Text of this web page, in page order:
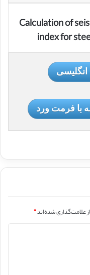
Calculation of
index for
انگلیسی
با فرمت ورد
علامت‌گذاری شده‌اند*